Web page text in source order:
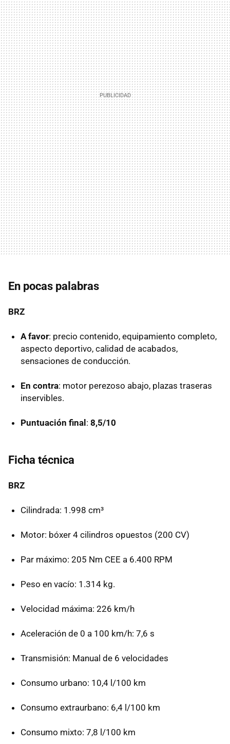
En pocas palabras
BRZ
A favor: precio contenido, equipamiento completo,
aspecto deportivo, calidad de acabados,
sensaciones de conducción.
En contra: motor perezoso abajo, plazas traseras
inservibles.
Puntuación final : 8,5/10
Ficha técnica
BRZ
Cilindrada: 1.998 cm³
Motor: bóxer 4 cilindros opuestos (200 CV)
Par máximo: 205 Nm CEE a 6.400 RPM
Peso en vacío: 1.314 kg.
Velocidad máxima: 226 km/h
Aceleración de 0 a 100 km/h: 7,6 s
Transmisión: Manual de 6 velocidades
Consumo urbano: 10,4 l/100 km
Consumo extraurbano: 6,4 l/100 km
Consumo mixto: 7,8 l/100 km